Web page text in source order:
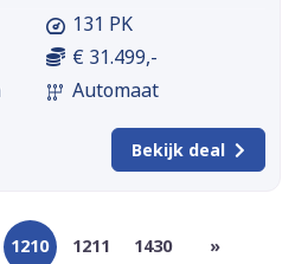
131 PK
€ 31.499,-
Automaat
Bekijk deal
1210 1211 1430 »